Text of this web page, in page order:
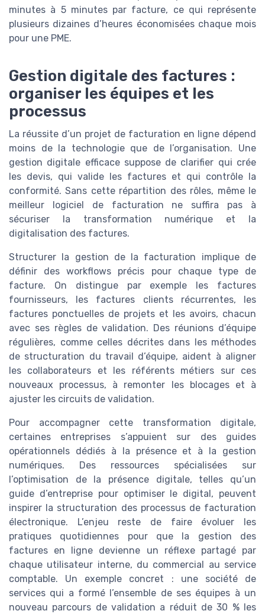
minutes à 5 minutes par facture, ce qui représente
plusieurs dizaines d’heures économisées chaque mois
pour une PME.
Gestion digitale des factures :
organiser les équipes et les
processus
La réussite d’un projet de facturation en ligne dépend
moins de la technologie que de l’organisation. Une
gestion digitale efficace suppose de clarifier qui crée
les devis, qui valide les factures et qui contrôle la
conformité. Sans cette répartition des rôles, même le
meilleur logiciel de facturation ne suffira pas à
sécuriser la transformation numérique et la
digitalisation des factures.
Structurer la gestion de la facturation implique de
définir des workflows précis pour chaque type de
facture. On distingue par exemple les factures
fournisseurs, les factures clients récurrentes, les
factures ponctuelles de projets et les avoirs, chacun
avec ses règles de validation. Des réunions d’équipe
régulières, comme celles décrites dans les méthodes
de structuration du travail d’équipe, aident à aligner
les collaborateurs et les référents métiers sur ces
nouveaux processus, à remonter les blocages et à
ajuster les circuits de validation.
Pour accompagner cette transformation digitale,
certaines entreprises s’appuient sur des guides
opérationnels dédiés à la présence et à la gestion
numériques. Des ressources spécialisées sur
l’optimisation de la présence digitale, telles qu’un
guide d’entreprise pour optimiser le digital, peuvent
inspirer la structuration des processus de facturation
électronique. L’enjeu reste de faire évoluer les
pratiques quotidiennes pour que la gestion des
factures en ligne devienne un réflexe partagé par
chaque utilisateur interne, du commercial au service
comptable. Un exemple concret : une société de
services qui a formé l’ensemble de ses équipes à un
nouveau parcours de validation a réduit de 30 % les